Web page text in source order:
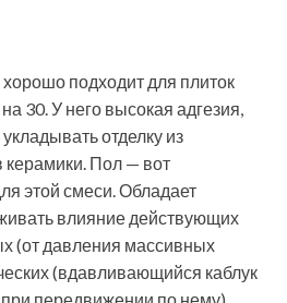
подходит для плиток
30. У него высокая адгезия,
отделку из
керамики. Пол — вот
этой смеси. Обладает
влияние действующих
(от давления массивных
(вдавливающийся каблук